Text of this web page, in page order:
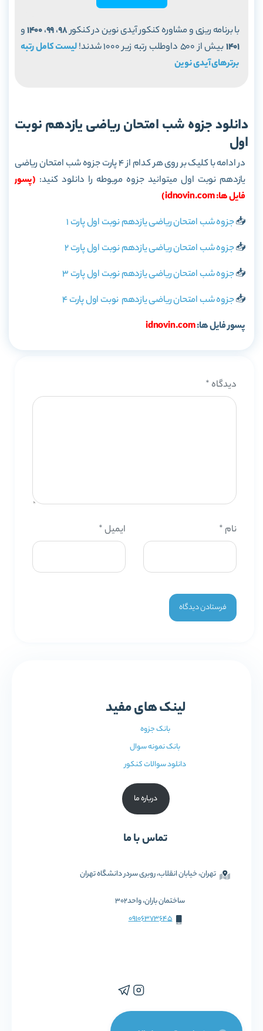
با برنامه ریزی و مشاوره کنکور آیدی نوین در کنکور98،99،1400و
1401بیش از 500 داوطلب رتبه زیر 1000 شدند!
لیست کامل رتبه
برترهای آیدی نوین
دانلود جزوه شب امتحان ریاضی یازدهم نوبت
اول
در ادامه با کلیک بر روی هر کدام از 4 پارت جزوه شب امتحان ریاضی
یازدهم نوبت اول میتوانید جزوه مربوطه را دانلود کنید: (پسور
فایل ها: idnovin.com)
📥جزوه شب امتحان ریاضی یازدهم نوبت اول پارت 1
📥جزوه شب امتحان ریاضی یازدهم نوبت اول پارت 2
📥جزوه شب امتحان ریاضی یازدهم نوبت اول پارت 3
📥جزوه شب امتحان ریاضی یازدهم نوبت اول پارت 4
پسور فایل ها:idnovin.com
دیدگاه *
نام * ایمیل*
لینک های مفید
بانک جزوه
بانک نمونه سوال
دانلود سوالات کنکور
درباره ما
تماس با ما
تهران، خیابان انقلاب، روبری سردر دانشگاه تهران
ساختمان باران، واحد302
09106373645